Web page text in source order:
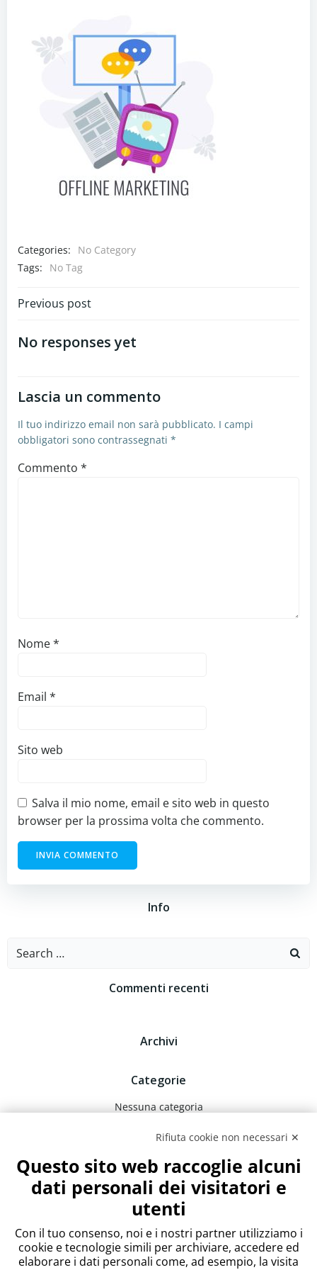
Categories:
No Category
Tags:
No Tag
Navigazione
articoli
Previous post
No responses yet
Lascia un commento
Il tuo indirizzo email non sarà pubblicato. I campi
obbligatori sono contrassegnati *
Commento *
Nome*
Email *
Sito web
Salva il mio nome, email e sito web in questo
browser per la prossima volta che commento.
Info
Search
Commenti recenti
Archivi
Categorie
Nessuna categoria
Meta
Accedi
Feed dei contenuti
Feed dei commenti
WordPress.org
Rifiuta cookie non necessari ✕
Questo sito web raccoglie alcuni
dati personali dei visitatori e
utenti
Con il tuo consenso, noi e i nostri partner utilizziamo i
cookie e tecnologie simili per archiviare, accedere ed
elaborare i dati personali come, ad esempio, la visita